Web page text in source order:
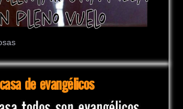
de evangélicos